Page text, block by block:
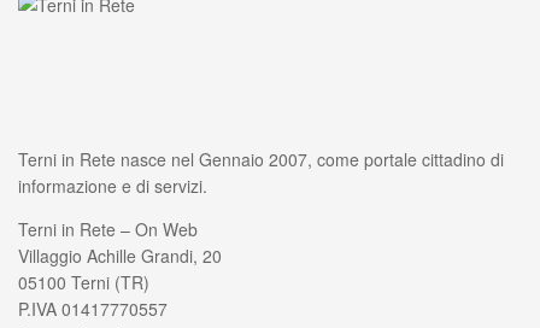
Terni in Rete nasce nel Gennaio 2007, come portale cittadino di
informazione e di servizi.
Terni in Rete – On Web
Villaggio Achille Grandi, 20
05100 Terni (TR)
P.IVA 01417770557